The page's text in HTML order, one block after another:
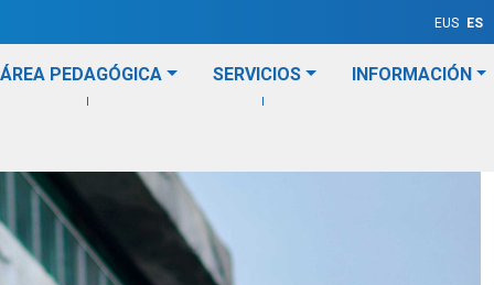
EUS ES
familias Trabajadores/as Visita personalizada
ÁREA PEDAGÓGICA SERVICIOS INFORMACIÓN